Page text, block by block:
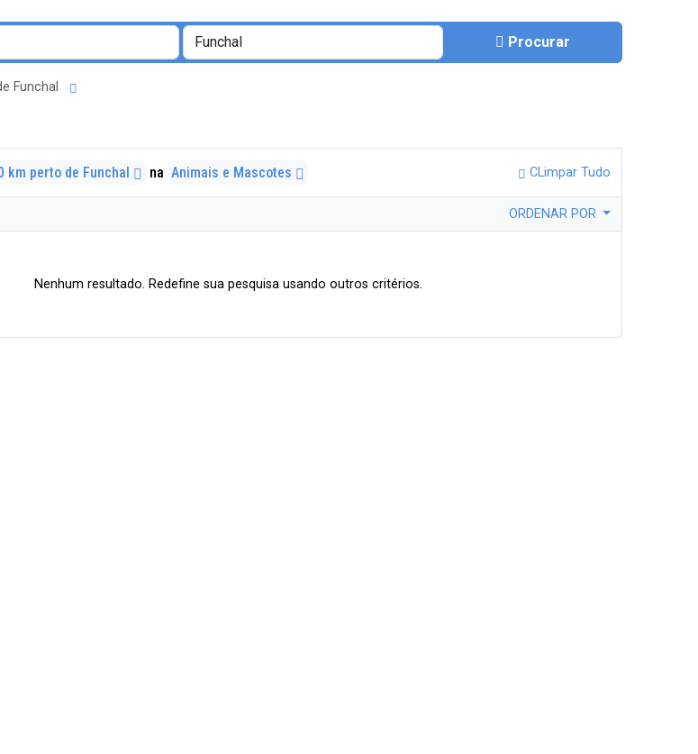
Procurar
Funchal
km perto de Funchal na Animais e Mascotes CLimpar Tudo
ORDENAR POR
Nenhum resultado. Redefine sua pesquisa usando outros critérios.